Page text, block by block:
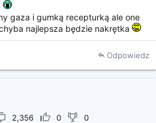
gaza i gumką recepturką ale one
najlepsza będzie nakrętka
Odpowiedz
2,356 0 0